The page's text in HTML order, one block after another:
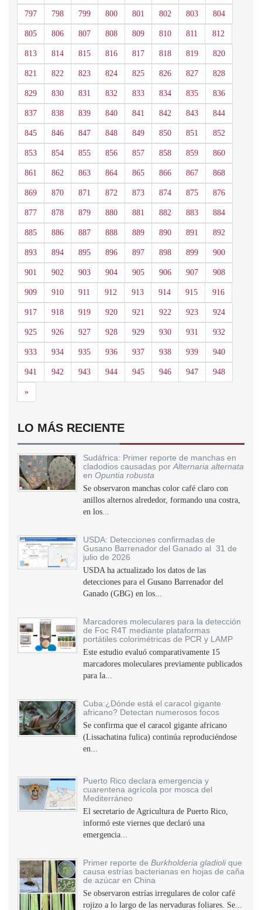
797 798 799 800 801 802 803 804
805 806 807 808 809 810 811 812
813 814 815 816 817 818 819 820
821 822 823 824 825 826 827 828
829 830 831 832 833 834 835 836
837 838 839 840 841 842 843 844
845 846 847 848 849 850 851 852
853 854 855 856 857 858 859 860
861 862 863 864 865 866 867 868
869 870 871 872 873 874 875 876
877 878 879 880 881 882 883 884
885 886 887 888 889 890 891 892
893 894 895 896 897 898 899 900
901 902 903 904 905 906 907 908
909 910 911 912 913 914 915 916
917 918 919 920 921 922 923 924
925 926 927 928 929 930 931 932
933 934 935 936 937 938 939 940
941 942 943 944 945 946 947 948
»Siguiente
LO MÁS RECIENTE
Sudáfrica: Primer reporte de manchas en
cladodios causadas por Alternaria alternata
en Opuntia robusta
Se observaron manchas color café claro con
anillos alternos alrededor, formando una costra,
en los...
USDA: Detecciones confirmadas de
Gusano Barrenador del Ganado al 31 de
julio de 2026
USDA ha actualizado los datos de las
detecciones para el Gusano Barrenador del
Ganado (GBG) en los...
Marcadores moleculares para la detección
de Foc R4T mediante plataformas
portátiles colorimétricas de PCR y LAMP
Este estudio evaluó comparativamente 15
marcadores moleculares previamente publicados
para la...
Cuba:¿Dónde está el caracol gigante
africano? Detectan numerosos focos
Se confirma que el caracol gigante africano
(Lissachatina fulica) continúa reproduciéndose
en...
Puerto Rico declara emergencia y
cuarentena agrícola por mosca del
Mediterráneo
El secretario de Agricultura de Puerto Rico,
informó este viernes que declaró una
emergencia...
Primer reporte de Burkholderia gladiolique
causa estrías bacterianas en hojas de caña
de azúcar en China
Se observaron estrías irregulares de color café
rojizo a lo largo de las nervaduras foliares. Se...